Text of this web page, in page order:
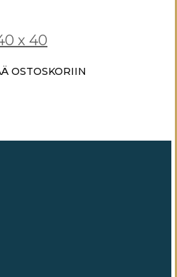
40 x 40
OSTOSKORIIN